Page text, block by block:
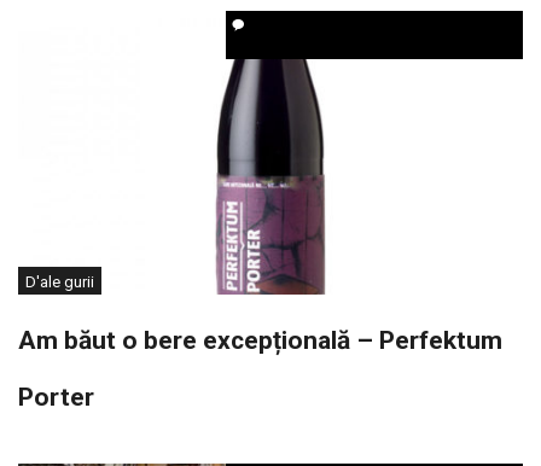
D'ale gurii
Am băut o bere excepțională – Perfektum
Porter